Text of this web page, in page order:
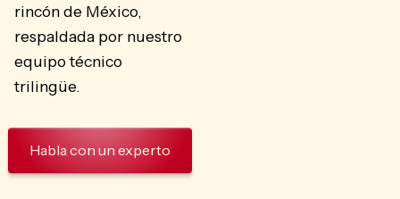
rincón de México,
respaldada por nuestro
equipo técnico
trilingüe.
Habla con un experto